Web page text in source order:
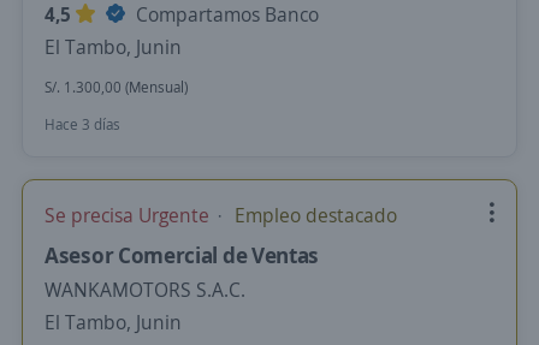
4,5
Compartamos Banco
El Tambo, Junin
S/. 1.300,00 (Mensual)
Hace 3 días
Se precisa Urgente Empleo destacado
Asesor Comercial de Ventas
WANKAMOTORS S.A.C.
El Tambo, Junin